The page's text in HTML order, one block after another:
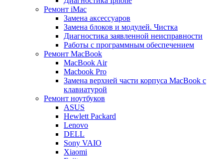
Ремонт iMac
Замена аксессуаров
Замена блоков и модулей. Чистка
Диагностика заявленной неисправности
Работы с программным обеспечением
Ремонт MacBook
MacBook Air
Macbook Pro
Замена верхней части корпуса MacBook с
клавиатурой
Ремонт ноутбуков
ASUS
Hewlett Packard
Lenovo
DELL
Sony VAIO
Xiaomi